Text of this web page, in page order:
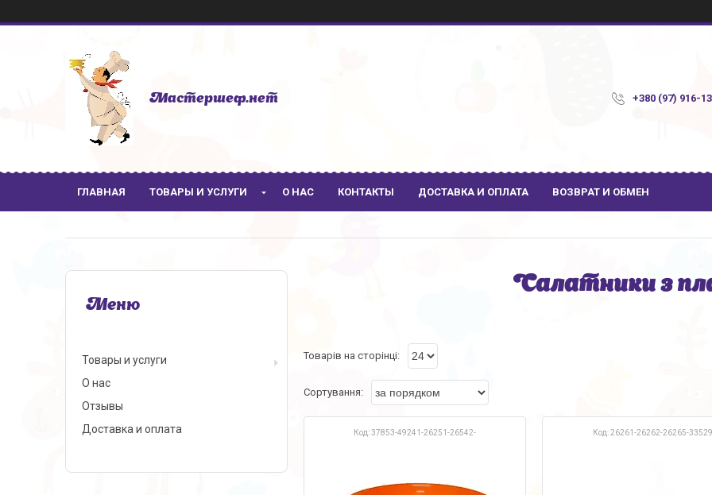
Мастершеф.нет +380 (97) 916-
ГЛАВНАЯ ТОВАРЫ И УСЛУГИ О НАС КОНТАКТЫ ДОСТАВКА И ОПЛАТА ВОЗВРАТ И ОБМЕН
Салатники з
37853-49241-26251-26542- 26261-26262-26265-
Товары и услуги
О нас
Отзывы
Доставка и оплата